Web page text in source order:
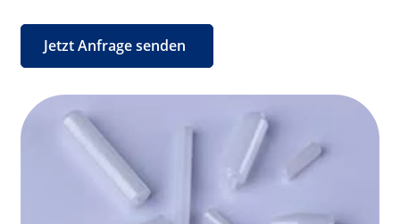
Jetzt Anfrage senden